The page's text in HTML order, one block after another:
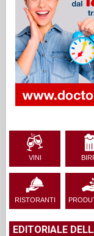
VINI
RISTORANTI
EDITORIALE